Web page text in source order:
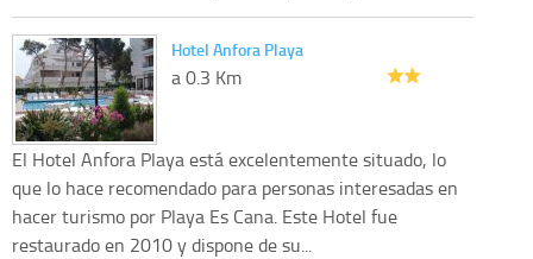
Hotel Anfora Playa
a 0.3 Km
El Hotel Anfora Playa está excelentemente situado, lo
que lo hace recomendado para personas interesadas en
hacer turismo por Playa Es Cana. Este Hotel fue
restaurado en 2010 y dispone de su...